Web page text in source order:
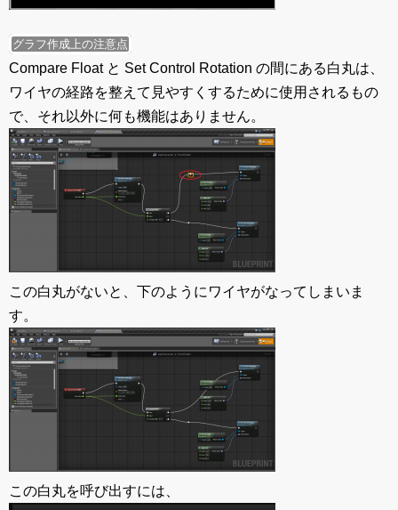
グラフ作成上の注意点
Compare Float と Set Control Rotation の間にある白丸は、
ワイヤの経路を整えて見やすくするために使用されるもの
で、それ以外に何も機能はありません。
この白丸がないと、下のようにワイヤがなってしまいま
す。
この白丸を呼び出すには、